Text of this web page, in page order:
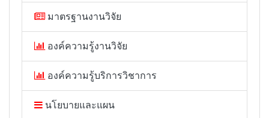
มาตรฐานงานวิจัย
องค์ความรู้งานวิจัย
องค์ความรู้บริการวิชาการ
นโยบายและแผน